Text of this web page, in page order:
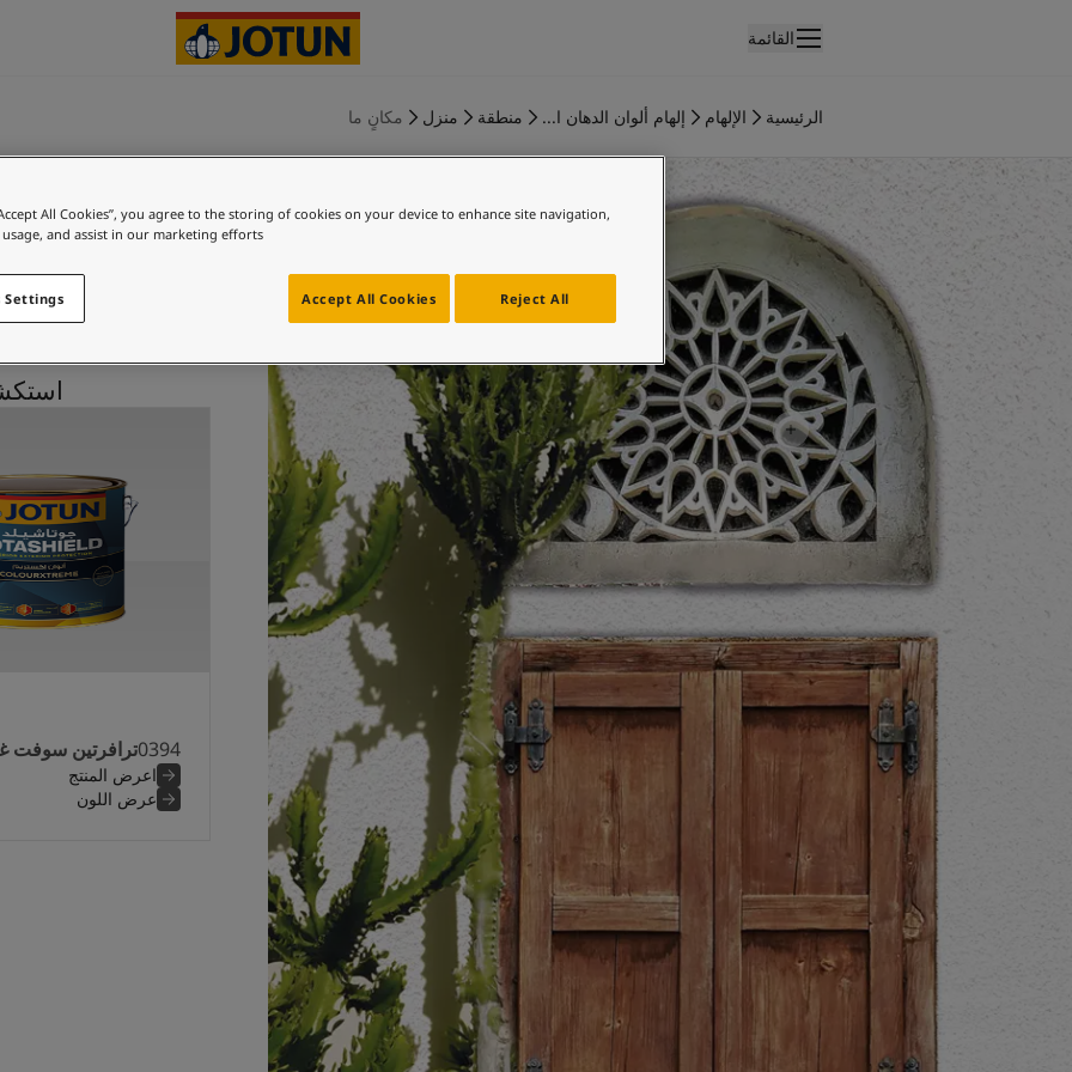
القائمة
منتجات الدهان الخارجي
جميع المنتجات الخارجية
ألوان الدهانات الداخلية
جميع ألوان الديكور الداخلي
ألوان الدهانات الخارجية
جميع الألوان الخارجية
مجموعة الألوان
Colour tools
إلهام ألوان الدهان الداخلي
إلهام ألوان الدهان الخارجي
البحث عن موزع جوتن
مستندات المنتجات
أحجز خدمات الدهان
مساحات تنبض بالحياة - أحدث مجموعة ألوان جوتن
الدهانات الصناعية
الرئيسية الإلهام إلهام ألوان الدهان ا... منطقة منزل مكانٍ ما
استكشف 0394
0394ترافرتين سوفت
اعرض المنتج
عرض اللون
مكانٍ ما
All Cookies”, you agree to the storing of cookies on your device to enhance site navigation,
usage, and assist in our marketing efforts.
Reject All
Accept All Cookies
Settings